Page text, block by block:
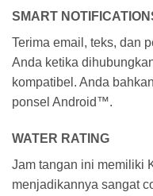
SMART
Terima email, teks, dan
Anda ketika
kompatibel. Anda
ponsel Android™.
WATER RATING
Jam tangan ini memiliki
menjadikannya sangat